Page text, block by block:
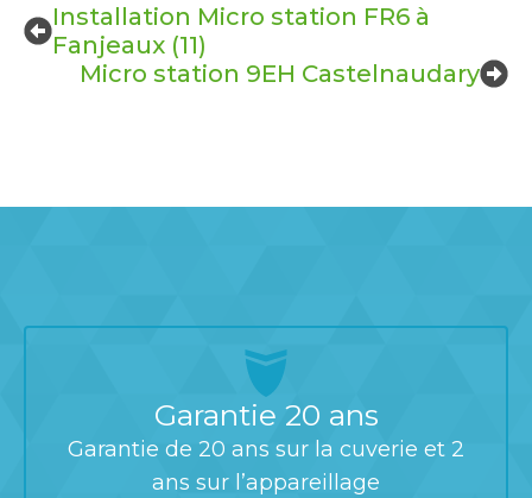
Installation Micro station FR6 à
Fanjeaux (11)
Micro station 9EH Castelnaudary
Garantie 20 ans
Garantie de 20 ans sur la cuverie et 2
ans sur l’appareillage